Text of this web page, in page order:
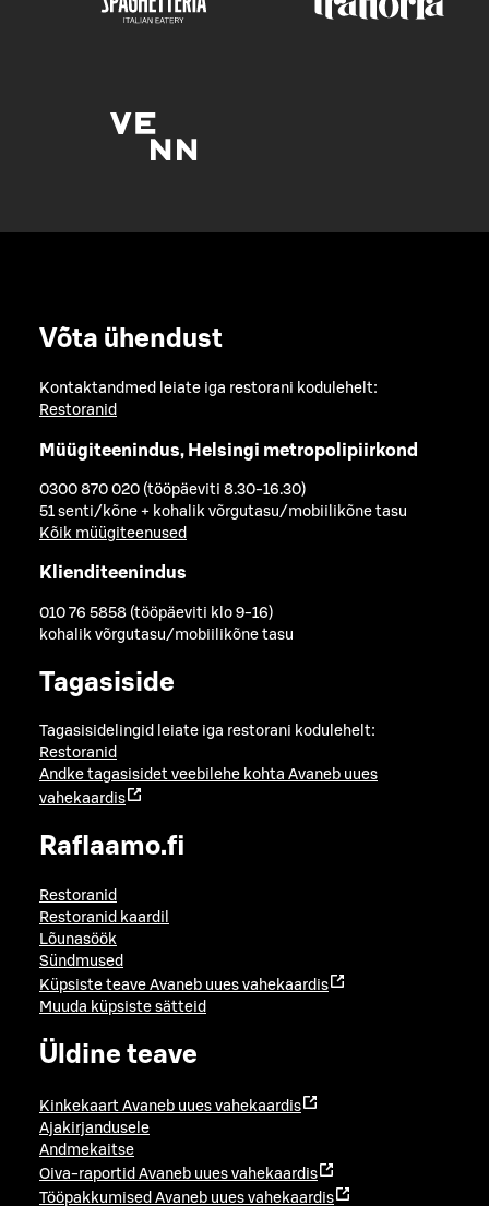
Võta ühendust
Kontaktandmed leiate iga restorani kodulehelt:
Restoranid
Müügiteenindus, Helsingi metropolipiirkond
0300 870 020 (tööpäeviti 8.30-16.30)
51 senti/kõne + kohalik võrgutasu/mobiilikõne tasu
Kõik müügiteenused
Klienditeenindus
010 76 5858 (tööpäeviti klo 9-16)
kohalik võrgutasu/mobiilikõne tasu
Tagasiside
Tagasisidelingid leiate iga restorani kodulehelt:
Restoranid
Andke tagasisidet veebilehe kohta Avaneb uues
vahekaardis
Raflaamo.fi
Restoranid
Restoranid kaardil
Lõunasöök
Sündmused
Küpsiste teave Avaneb uues vahekaardis
Muuda küpsiste sätteid
Üldine teave
Kinkekaart Avaneb uues vahekaardis
Ajakirjandusele
Andmekaitse
Oiva-raportid Avaneb uues vahekaardis
Tööpakkumised Avaneb uues vahekaardis